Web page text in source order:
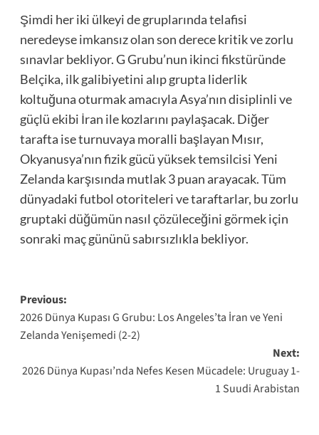
Şimdi her iki ülkeyi de gruplarında telafisi
neredeyse imkansız olan son derece kritik ve zorlu
sınavlar bekliyor. G Grubu’nun ikinci fikstüründe
Belçika, ilk galibiyetini alıp grupta liderlik
koltuğuna oturmak amacıyla Asya’nın disiplinli ve
güçlü ekibi İran ile kozlarını paylaşacak. Diğer
tarafta ise turnuvaya moralli başlayan Mısır,
Okyanusya’nın fizik gücü yüksek temsilcisi Yeni
Zelanda karşısında mutlak 3 puan arayacak. Tüm
dünyadaki futbol otoriteleri ve taraftarlar, bu zorlu
gruptaki düğümün nasıl çözüleceğini görmek için
sonraki maç gününü sabırsızlıkla bekliyor.
Post
navigation
Previous:
2026 Dünya Kupası G Grubu: Los Angeles’ta İran ve Yeni
Zelanda Yenişemedi (2-2)
Next:
2026 Dünya Kupası’nda Nefes Kesen Mücadele: Uruguay 1-
1 Suudi Arabistan